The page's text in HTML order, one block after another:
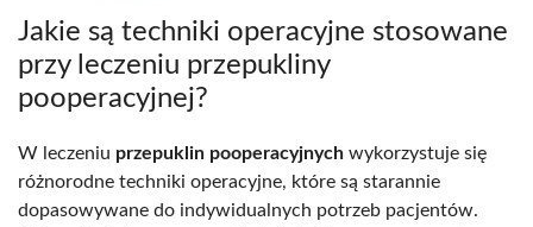
Jakie są techniki operacyjne stosowane
przy leczeniu przepukliny
pooperacyjnej?
W leczeniu przepuklin pooperacyjnych wykorzystuje się
różnorodne techniki operacyjne, które są starannie
dopasowywane do indywidualnych potrzeb pacjentów.